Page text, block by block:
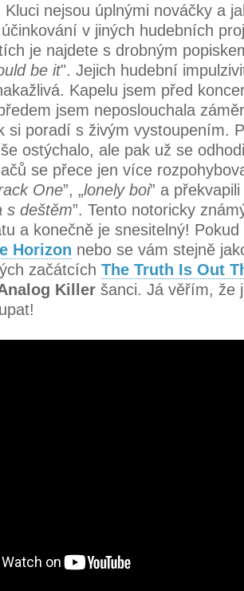
Kluci nejsou úplnými nováčky a
v jiných hudebních
je najdete s drobným
be it". Jejich hudební
Kapelu jsem před
jsem neposlouchala
si poradí s živým vystoupením.
ostýchalo, ale pak už se
se přece jen více
One”, „lonely boi” a
s deštěm”. Tento notoricky
a konečně je snesitelný!
Horizon nebo se vám stejně
začátcích The Truth Is Out
Killer šanci. Já věřím, že